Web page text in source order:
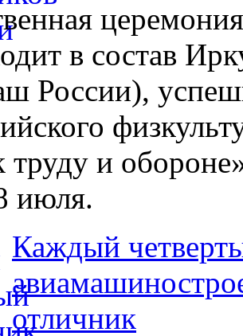
в состав
России),
труду и
июля.
Каждый
отличник